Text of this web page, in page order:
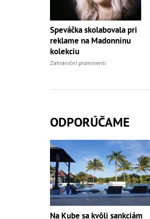
Speváčka skolabovala pri
reklame na Madonninu
kolekciu
Zahraniční prominenti
ODPORÚČAME
Na Kube sa kvôli sankciám